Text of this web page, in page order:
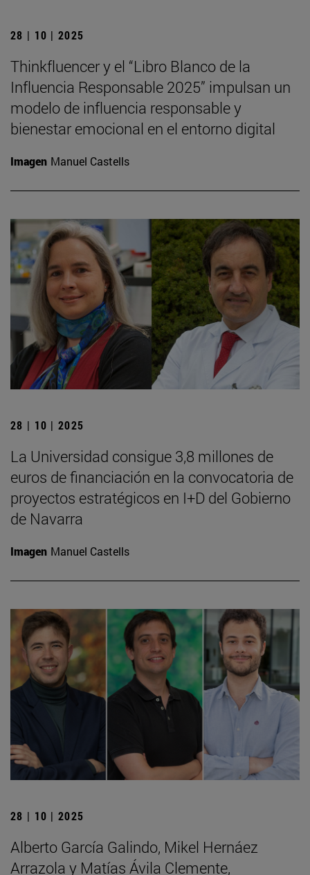
28 | 10 | 2025
Thinkfluencer y el “Libro Blanco de la
Influencia Responsable 2025” impulsan un
modelo de influencia responsable y
bienestar emocional en el entorno digital
Imagen Manuel Castells
28 | 10 | 2025
La Universidad consigue 3,8 millones de
euros de financiación en la convocatoria de
proyectos estratégicos en I+D del Gobierno
de Navarra
Imagen Manuel Castells
28 | 10 | 2025
Alberto García Galindo, Mikel Hernáez
Arrazola y Matías Ávila Clemente,